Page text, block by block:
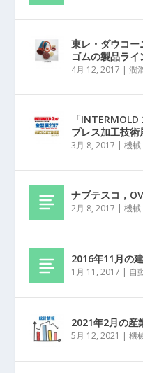
東レ・ダウコ
ゴムの製品ラ
4月 12, 2017 |潤
「
プレス加工技
3月 8, 2017 |機械
ナブテスコ，
2月 8, 2017 |機械
2016年11月の
1月 11, 2017 | 自
2021年2月の産
5月 12, 2021 |機